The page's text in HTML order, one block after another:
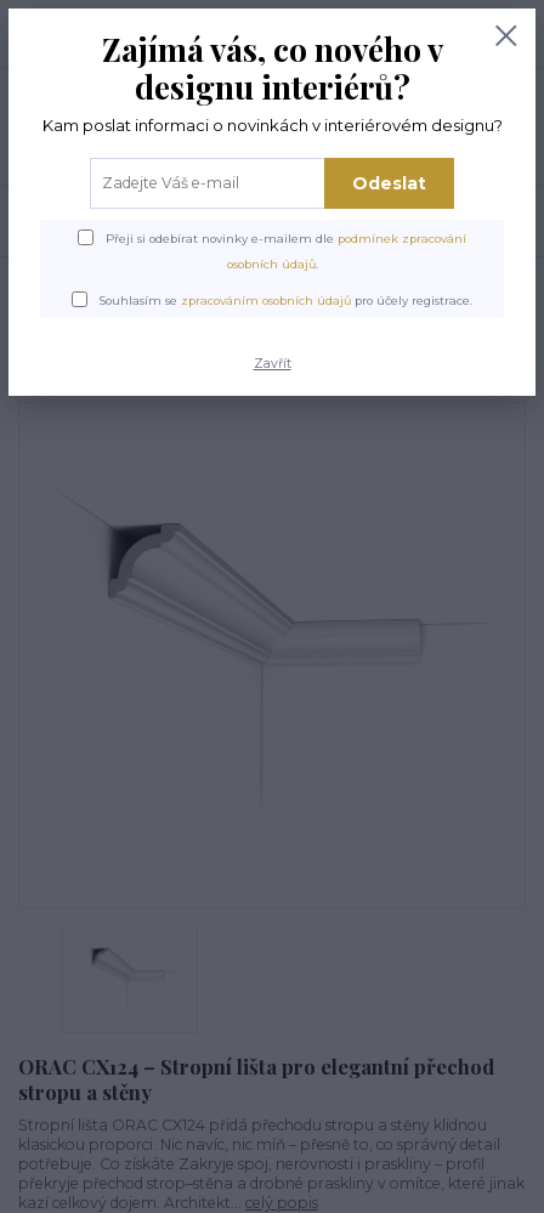
Menu
0,00 Kč
ORAC CX124 – Stropní lišta pro elegantní přechod
stropu a stěny
Stropní lišta ORAC CX124 přidá přechodu stropu a stěny klidnou
klasickou proporci. Nic navíc, nic míň – přesně to, co správný detail
potřebuje. Co získáte Zakryje spoj, nerovnosti i praskliny – profil
překryje přechod strop–stěna a drobné praskliny v omítce, které jinak
kazí celkový dojem. Architekt... celý popis
Zajímá vás, co nového v
designu interiérů?
Kam poslat informaci o novinkách v interiérovém designu?
Odeslat
Přeji si odebírat novinky e-mailem dle podmínek zpracování
osobních údajů.
Souhlasím se zpracováním osobních údajů pro účely registrace.
Zavřít